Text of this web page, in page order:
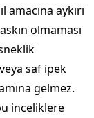
aykırı
olmaması
saf ipek
gelmez.
inceliklere